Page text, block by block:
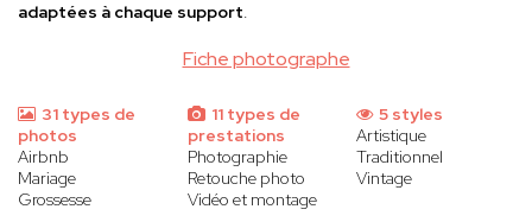
Fiche photographe
adaptées à chaque support.
31 types de
photos
Airbnb
Mariage
Grossesse
11 types de
prestations
Photographie
Retouche photo
Vidéo et montage
5 styles
Artistique
Traditionnel
Vintage